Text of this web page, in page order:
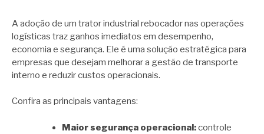
A adoção de um trator industrial rebocador nas operações
logísticas traz ganhos imediatos em desempenho,
economia e segurança. Ele é uma solução estratégica para
empresas que desejam melhorar a gestão de transporte
interno e reduzir custos operacionais.
Confira as principais vantagens:
Maior segurança operacional:controle